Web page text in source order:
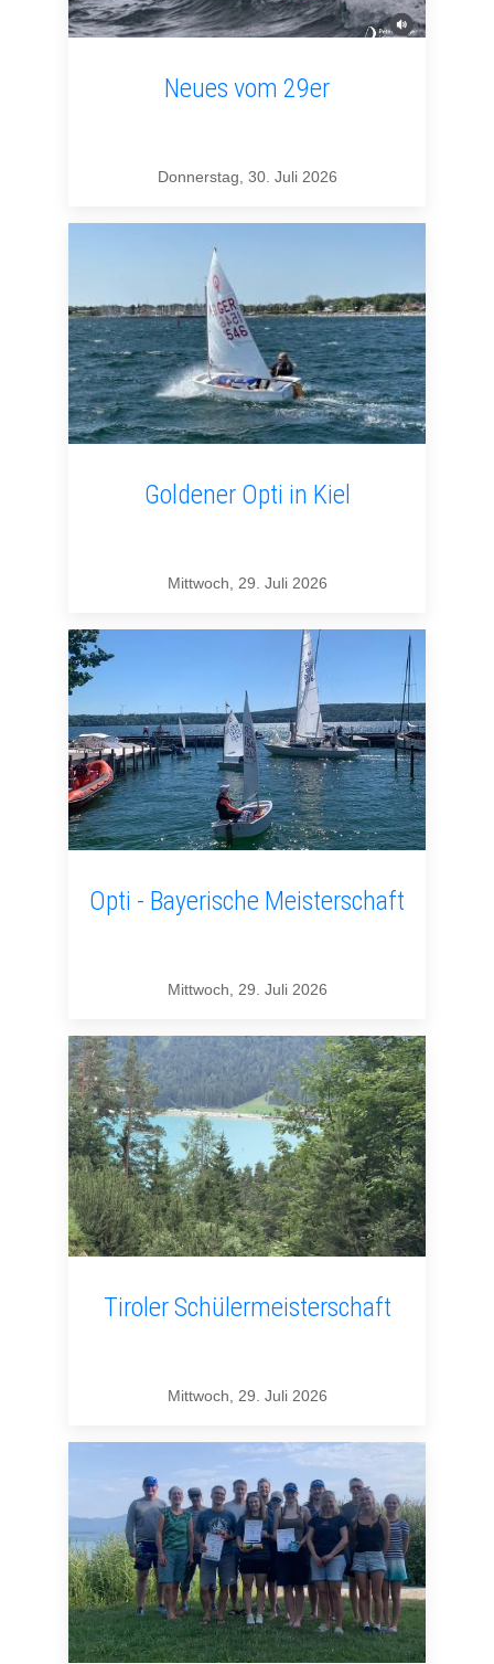
Neues vom 29er
Donnerstag, 30. Juli 2026
Goldener Opti in Kiel
Mittwoch, 29. Juli 2026
Opti - Bayerische Meisterschaft
Mittwoch, 29. Juli 2026
Tiroler Schülermeisterschaft
Mittwoch, 29. Juli 2026